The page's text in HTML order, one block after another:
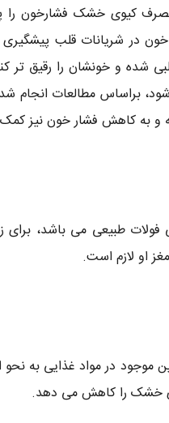
کیوی خشک فشارخون را
در شریانات قلب
شده و خونشان را رقیق
براساس مطالعات انجام
و به کاهش فشار خون نیز
فولات طبیعی می باشد، برای
او لازم است.
در مواد غذایی به
ی خشک را کاهش می دهد.